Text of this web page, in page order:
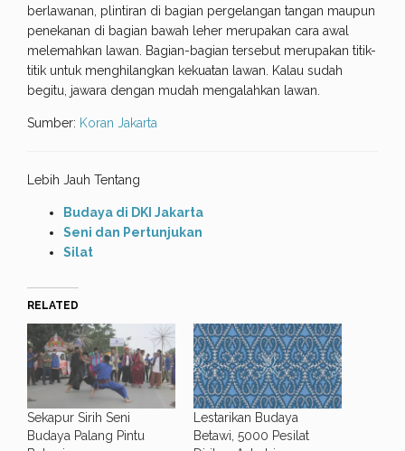
berlawanan, plintiran di bagian pergelangan tangan maupun
penekanan di bagian bawah leher merupakan cara awal
melemahkan lawan. Bagian-bagian tersebut merupakan titik-
titik untuk menghilangkan kekuatan lawan. Kalau sudah
begitu, jawara dengan mudah mengalahkan lawan.
Sumber: Koran Jakarta
Lebih Jauh Tentang
Budaya di DKI Jakarta
Seni dan Pertunjukan
Silat
RELATED
Sekapur Sirih Seni
Budaya Palang Pintu
Lestarikan Budaya
Betawi, 5000 Pesilat